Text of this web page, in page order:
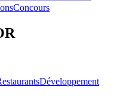
Concours
Développement